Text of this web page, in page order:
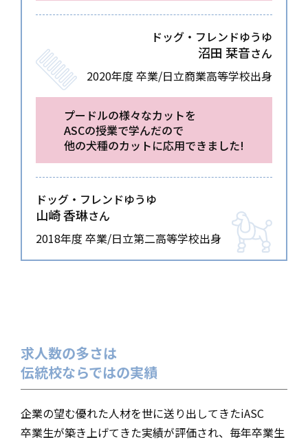
ドッグ・フレンドゆうゆ
沼田 栞音さん
2020年度 卒業/日立商業高等学校出身
プードルの様々なカットを
ASCの授業で学んだので
他の犬種のカットに応用できました!
ドッグ・フレンドゆうゆ
山崎 香琳さん
2018年度 卒業/日立第二高等学校出身
求人数の多さは
伝統校ならではの実績
企業の望む優れた人材を世に送り出してきたiASC
卒業生が築き上げてきた実績が評価され、毎年卒業生